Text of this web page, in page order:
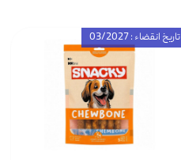
تاریخ انقضاء : 03/2027